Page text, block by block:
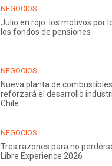
NEGOCIOS
Julio en rojo: los motivos por
los fondos de pensiones
NEGOCIOS
Nueva planta de
reforzará el desarrollo
Chile
NEGOCIOS
Tres razones para no
Libre Experience 2026